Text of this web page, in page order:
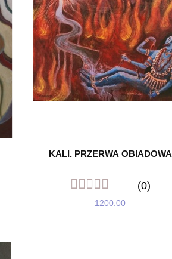
KALI. PRZERWA OBIADOWA
(0)
1200.00